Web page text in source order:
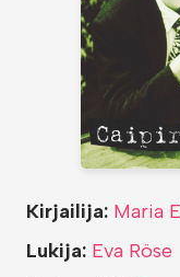
Kirjailija: Maria
Lukija: Eva Röse